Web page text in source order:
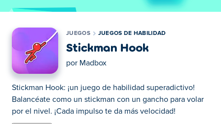
JUEGOS JUEGOS DE HABILIDAD
Stickman Hook
por Madbox
Stickman Hook: ¡un juego de habilidad superadictivo!
Balancéate como un stickman con un gancho para volar
por el nivel. ¡Cada impulso te da más velocidad!